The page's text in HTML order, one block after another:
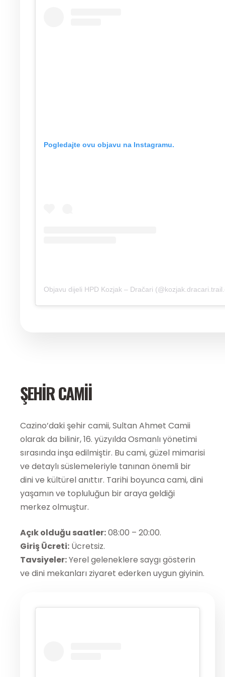
Pogledajte ovu objavu na Instagramu.
Objavu dijeli HPD Kozjak – Dračari
ŞEHIR CAMII
Cazino’daki şehir camii, Sultan Ahmet Camii
olarak da bilinir, 16. yüzyılda Osmanlı yönetimi
sırasında inşa edilmiştir. Bu cami, güzel mimarisi
ve detaylı süslemeleriyle tanınan önemli bir
dini ve kültürel anıttır. Tarihi boyunca cami, dini
yaşamın ve topluluğun bir araya geldiği
merkez olmuştur.
Açık olduğu saatler:08:00 – 20:00.
Giriş Ücreti: Ücretsiz.
Tavsiyeler:Yerel geleneklere saygı gösterin
ve dini mekanları ziyaret ederken uygun giyinin.